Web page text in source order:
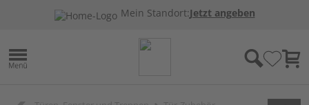
Mein Standort:Jetzt angeben